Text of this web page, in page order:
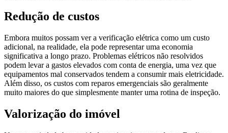
Redução de custos
Embora muitos possam ver a verificação elétrica como um custo
adicional, na realidade, ela pode representar uma economia
significativa a longo prazo. Problemas elétricos não resolvidos
podem levar a gastos elevados com conta de energia, uma vez que
equipamentos mal conservados tendem a consumir mais eletricidade.
Além disso, os custos com reparos emergenciais são geralmente
muito maiores do que simplesmente manter uma rotina de inspeção.
Valorização do imóvel